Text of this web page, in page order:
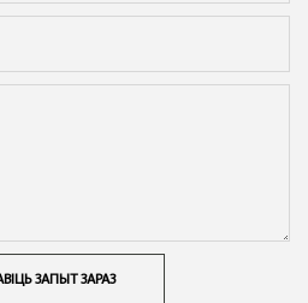
ЗАПЫТ ЗАРАЗ